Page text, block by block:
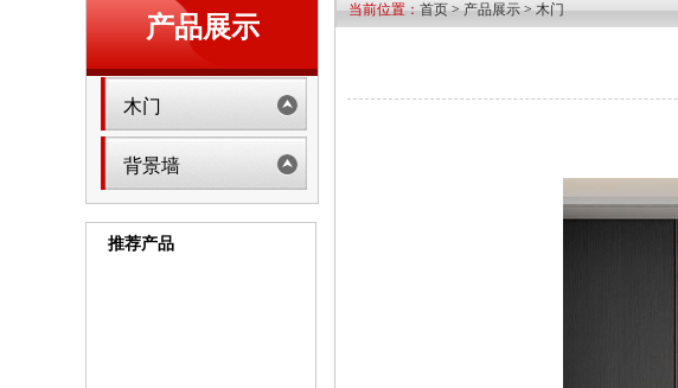
产品展示
木门
背景墙
推荐产品
当前位置：首页>产品展示>木门